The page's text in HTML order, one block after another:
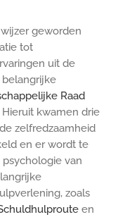
geworden
tot
uit de
belangrijke
Raad
Hieruit kwamen drie
zelfredzaamheid
en er wordt te
van
zoals
en